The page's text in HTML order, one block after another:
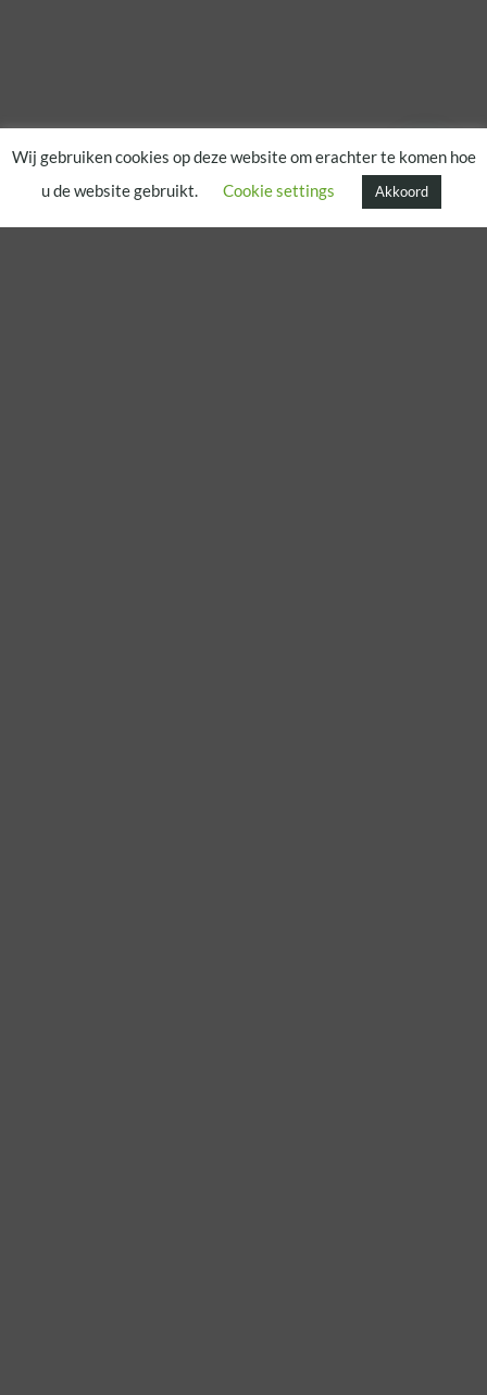
Wij gebruiken cookies op deze website om erachter te komen hoe
u de website gebruikt.
Cookie settings Akkoord